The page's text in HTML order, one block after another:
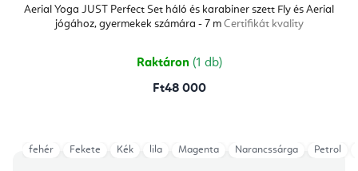
Aerial Yoga JUST Perfect Set háló és karabiner szett Fly és Aerial
jógához, gyermekek számára - 7 m Certifikát kvality
Raktáron (1 db)
Ft48 000
fehér Fekete Kék lila Magenta Narancssárga Petrol